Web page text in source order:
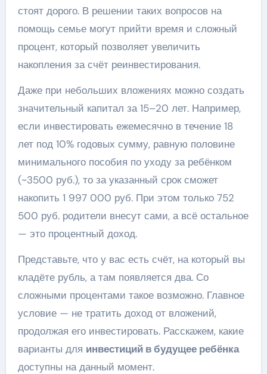
стоят дорого. В решении таких вопросов на
помощь семье могут прийти время и сложный
процент, который позволяет увеличить
накопления за счёт реинвестирования.
Даже при небольших вложениях можно создать
значительный капитал за 15–20 лет. Например,
если инвестировать ежемесячно в течение 18
лет под 10% годовых сумму, равную половине
минимального пособия по уходу за ребёнком
(~3500 руб.), то за указанный срок сможет
накопить 1 997 000 руб. При этом только 752
500 руб. родители внесут сами, а всё остальное
— это процентный доход.
Представьте, что у вас есть счёт, на который вы
кладёте рубль, а там появляется два. Со
сложными процентами такое возможно. Главное
условие — не тратить доход от вложений,
продолжая его инвестировать. Расскажем, какие
варианты для инвестиций в будущее ребёнка
доступны на данный момент.